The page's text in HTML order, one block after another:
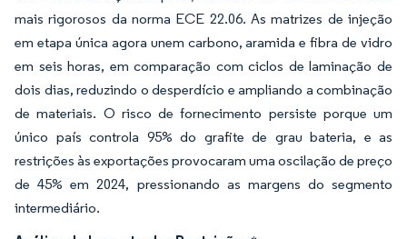
mais rigorosos da norma ECE 22.06. As matrizes de injeção
em etapa única agora unem carbono, aramida e fibra de vidro
em seis horas, em comparação com ciclos de laminação de
dois dias, reduzindo o desperdício e ampliando a combinação
de materiais. O risco de fornecimento persiste porque um
único país controla 95% do grafite de grau bateria, e as
restrições às exportações provocaram uma oscilação de preço
de 45% em 2024, pressionando as margens do segmento
intermediário.